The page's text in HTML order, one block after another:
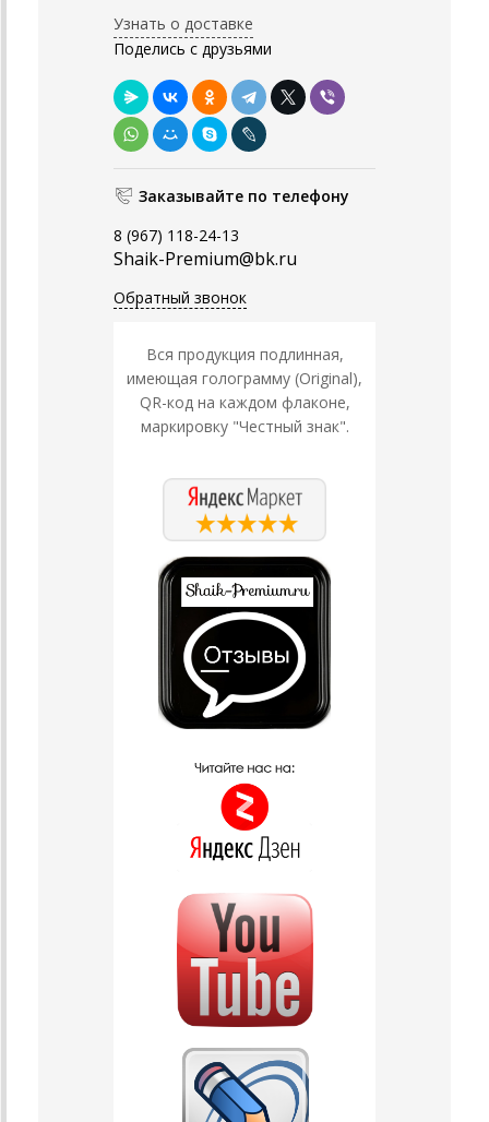
Узнать о доставке
Поделись с друзьями
Заказывайте по телефону
8 (967) 118-24-13
Shaik-Premium@bk.ru
Обратный звонок
Вся продукция подлинная,
имеющая голограмму (Original),
QR-код на каждом флаконе,
маркировку "Честный знак".